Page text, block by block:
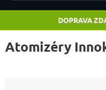
DOPRAVA
Atomizéry